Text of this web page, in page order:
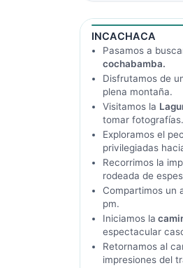
INCACHACA
Pasamos a
cochabamba.
Disfrutamos de
plena montaña.
Visitamos la
tomar fotografías.
Exploramos el
privilegiadas
Recorrimos la
rodeada de
Compartimos un
pm.
Iniciamos la
espectacular
Retornamos al
impresiones del